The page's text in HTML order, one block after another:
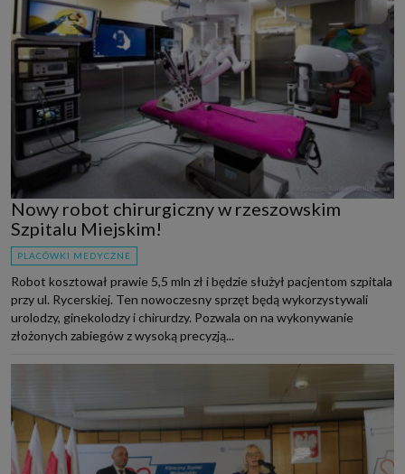
Nowy robot chirurgiczny w rzeszowskim
Szpitalu Miejskim!
PLACÓWKI MEDYCZNE
Robot kosztował prawie 5,5 mln zł i będzie służył pacjentom szpitala
przy ul. Rycerskiej. Ten nowoczesny sprzęt będą wykorzystywali
urolodzy, ginekolodzy i chirurdzy. Pozwala on na wykonywanie
złożonych zabiegów z wysoką precyzją...